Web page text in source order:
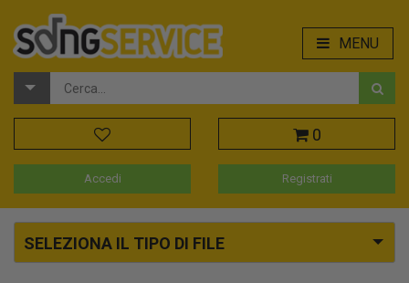
MENU
0
Accedi Registrati
SELEZIONA IL TIPO DI FILE